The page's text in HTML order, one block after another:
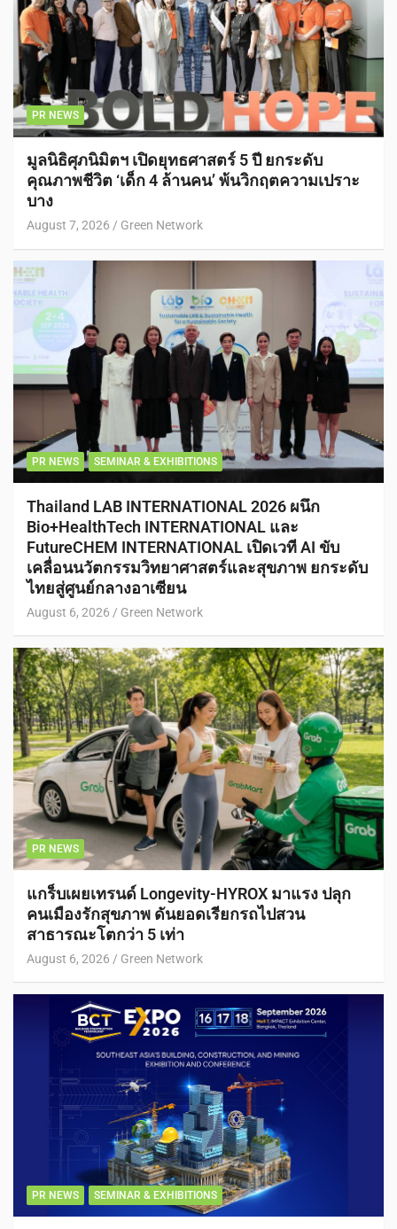
PR NEWS
มูลนิธิศุภนิมิตฯ เปิดยุทธศาสตร์ 5 ปี ยกระดับ
คุณภาพชีวิต ‘เด็ก 4 ล้านคน’ พ้นวิกฤตความเปราะ
บาง
August 7, 2026 Green Network
PR NEWS SEMINAR & EXHIBITIONS
Thailand LAB INTERNATIONAL 2026 ผนึก
Bio+HealthTech INTERNATIONAL และ
FutureCHEM INTERNATIONAL เปิดเวที AI ขับ
เคลื่อนนวัตกรรมวิทยาศาสตร์และสุขภาพ ยกระดับ
ไทยสู่ศูนย์กลางอาเซียน
August 6, 2026 Green Network
PR NEWS
แกร็บเผยเทรนด์ Longevity-HYROX มาแรง ปลุก
คนเมืองรักสุขภาพ ดันยอดเรียกรถไปสวน
สาธารณะโตกว่า 5 เท่า
August 6, 2026 Green Network
PR NEWS SEMINAR & EXHIBITIONS